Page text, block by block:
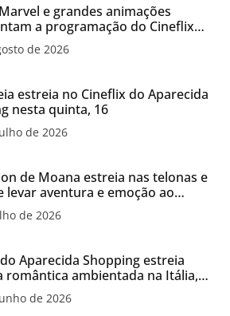
e grandes animações
a programação do Cineflix
Shopping
de 2026
estreia no Cineflix do Aparecida
nesta quinta, 16
de 2026
de Moana estreia nas telonas e
levar aventura e emoção ao
Aparecida Shopping
de 2026
Aparecida Shopping estreia
romântica ambientada na Itália,
promoção para o Dia dos
de 2026